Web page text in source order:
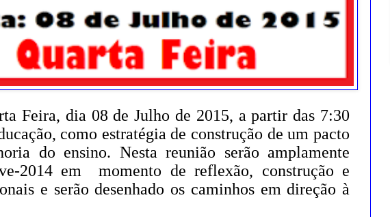
Feira, dia 08 de Julho de 2015, a partir das 7:30
como estratégia de construção de um pacto
do ensino. Nesta reunião serão amplamente
2014 em momento de reflexão, construção e
e serão desenhado os caminhos em direção à